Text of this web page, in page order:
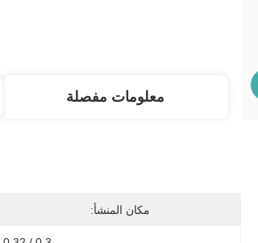
معلومات مفصلة
مكان المنشأ: